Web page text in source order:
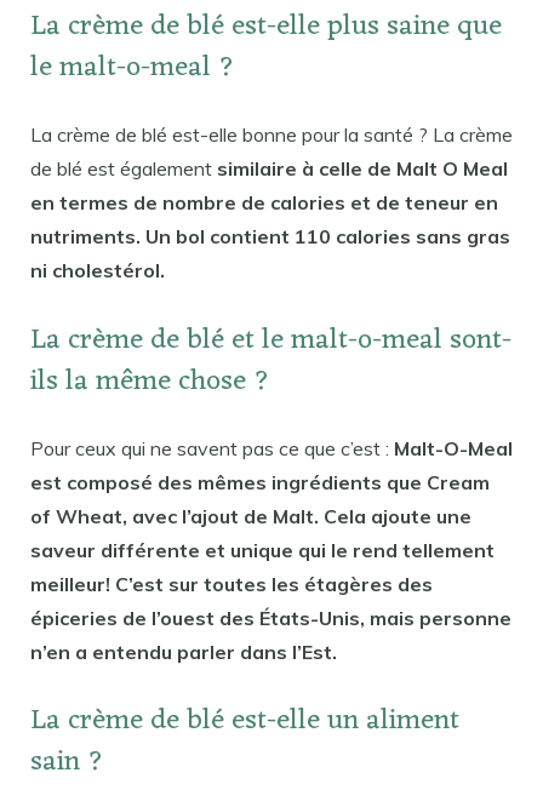
La crème de blé est-elle plus saine que
le malt-o-meal ?
La crème de blé est-elle bonne pour la santé ? La crème
de blé est également similaire à celle de Malt O Meal
en termes de nombre de calories et de teneur en
nutriments. Un bol contient 110 calories sans gras
ni cholestérol.
La crème de blé et le malt-o-meal sont-
ils la même chose ?
Pour ceux qui ne savent pas ce que c’est : Malt-O-Meal
est composé des mêmes ingrédients que Cream
of Wheat, avec l’ajout de Malt. Cela ajoute une
saveur différente et unique qui le rend tellement
meilleur! C’est sur toutes les étagères des
épiceries de l’ouest des États-Unis, mais personne
n’en a entendu parler dans l’Est.
La crème de blé est-elle un aliment
sain ?